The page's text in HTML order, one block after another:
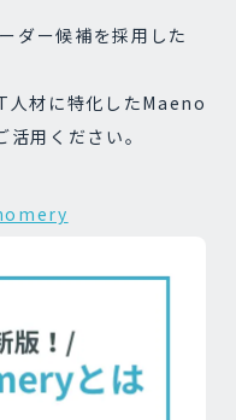
ダー候補を採用した
人材に特化したMaeno
用ください。